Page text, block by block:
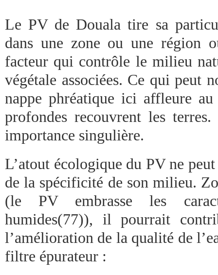
Le PV de Douala tire sa
dans une zone ou une région
facteur qui contrôle le milieu
végétale associées. Ce qui peut
nappe phréatique ici affleure
profondes recouvrent les
importance singulière.
L’atout écologique du PV ne
de la spécificité de son milieu.
(le PV embrasse les
humides(77)), il pourrait
l’amélioration de la qualité de
filtre épurateur :